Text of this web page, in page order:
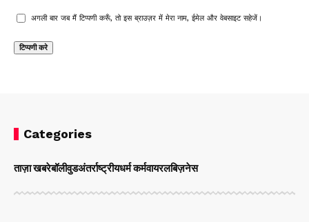
अगली बार जब मैं टिप्पणी करूँ, तो इस ब्राउज़र में मेरा नाम, ईमेल और वेबसाइट सहेजें।
Categories
ताज़ा खबरेबॉलीवुडअंतर्राष्ट्रीयधर्म कर्मवायरलबिज़नेस